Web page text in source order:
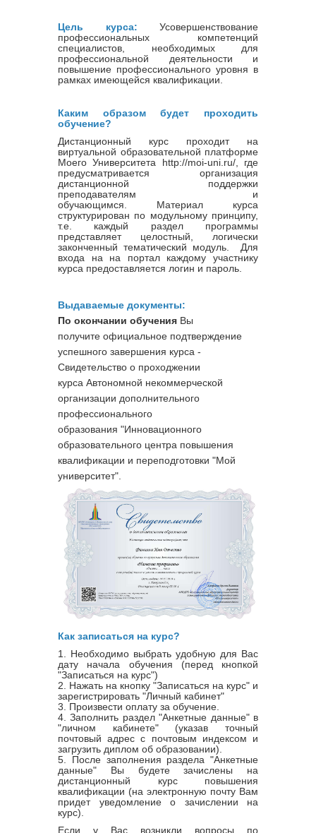
Цель курса: Усовершенствование
профессиональных компетенций
специалистов, необходимых для
профессиональной деятельности и
повышение профессионального уровня в
рамках имеющейся квалификации.
Каким образом будет проходить
обучение?
Дистанционный курс проходит на
виртуальной образовательной платформе
Моего Университета http://moi-uni.ru/, где
предусматривается организация
дистанционной поддержки
преподавателям и
обучающимся. Материал курса
структурирован по модульному принципу,
т.е. каждый раздел программы
представляет целостный, логически
законченный тематический модуль. Для
входа на на портал каждому участнику
курса предоставляется логин и пароль.
Выдаваемые документы:
По окончании обучения Вы
получите официальное подтверждение
успешного завершения курса -
Свидетельство о проходжении
курса Автономной некоммерческой
организации дополнительного
профессионального
образования "Инновационного
образовательного центра повышения
квалификации и переподготовки "Мой
университет".
Как записаться на курс?
1. Необходимо выбрать удобную для Вас
дату начала обучения (перед кнопкой
"Записаться на курс")
2. Нажать на кнопку "Записаться на курс" и
зарегистрировать "Личный кабинет"
3. Произвести оплату за обучение.
4. Заполнить раздел "Анкетные данные" в
"личном кабинете" (указав точный
почтовый адрес с почтовым индексом и
загрузить диплом об образовании).
5. После заполнения раздела "Анкетные
данные" Вы будете зачислены на
дистанционный курс повышения
квалификации (на электронную почту Вам
придет уведомление о зачислении на
курс).
Если у Вас возникли вопросы по